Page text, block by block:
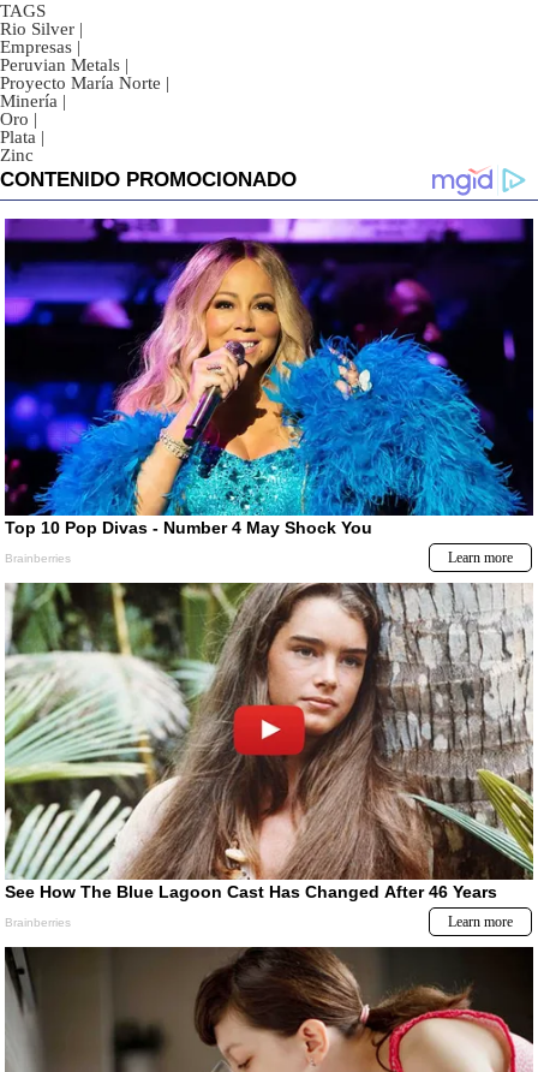
TAGS
Rio Silver |
Empresas |
Peruvian Metals |
Proyecto María Norte |
Minería |
Oro |
Plata |
Zinc